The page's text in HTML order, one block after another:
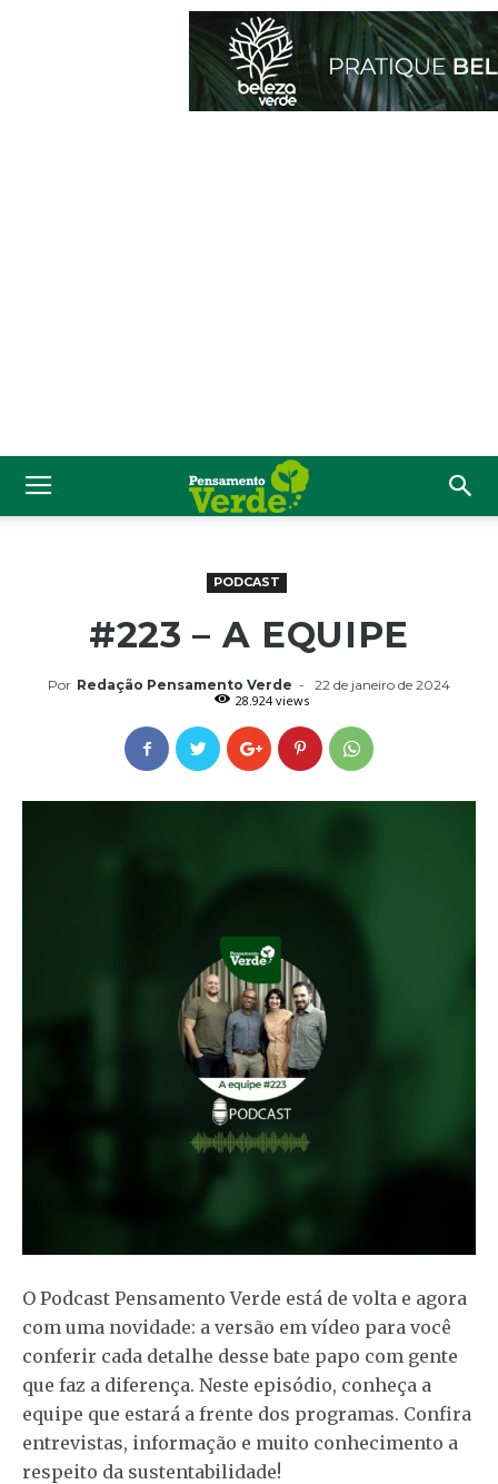
PODCAST
#223 – A EQUIPE
Por Redação Pensamento Verde -
22 de janeiro de 2024
28.924 views
O Podcast Pensamento Verde está de volta e agora
com uma novidade: a versão em vídeo para você
conferir cada detalhe desse bate papo com gente
que faz a diferença. Neste episódio, conheça a
equipe que estará a frente dos programas. Confira
entrevistas, informação e muito conhecimento a
respeito da sustentabilidade!